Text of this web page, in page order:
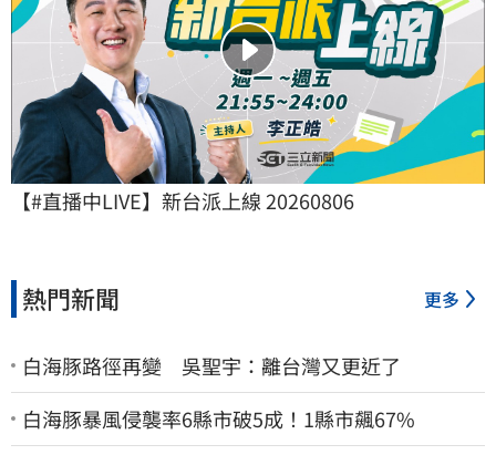
【#直播中LIVE】新台派上線 20260806
熱門新聞 更多
白海豚路徑再變 吳聖宇：離台灣又更近了
白海豚暴風侵襲率6縣市破5成！1縣市飆67%